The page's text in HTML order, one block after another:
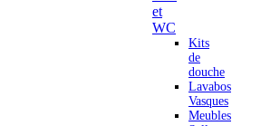
et
WC
Kits
de
douche
Lavabos
Vasques
Meubles